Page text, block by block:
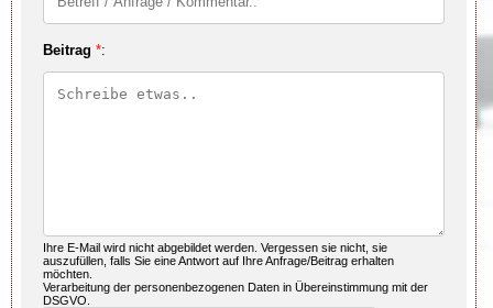
Beitrag *:
Ihre E-Mail wird nicht abgebildet werden. Vergessen sie nicht, sie
auszufüllen, falls Sie eine Antwort auf Ihre Anfrage/Beitrag erhalten
möchten.
Verarbeitung der personenbezogenen Daten in Übereinstimmung mit der
DSGVO.